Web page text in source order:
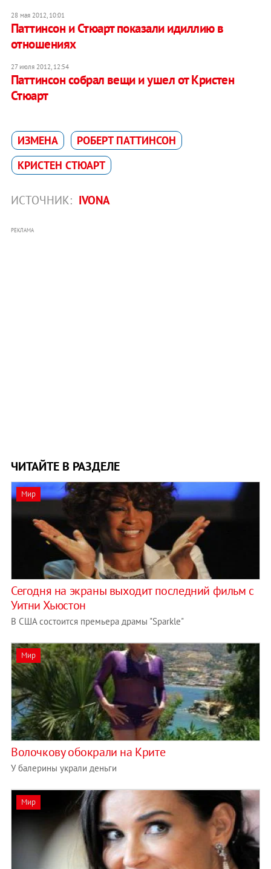
28 мая 2012, 10:01
Паттинсон и Стюарт показали идиллию в
отношениях
27 июля 2012, 12:54
Паттинсон собрал вещи и ушел от Кристен
Стюарт
ИЗМЕНА
РОБЕРТ ПАТТИНСОН
КРИСТЕН СТЮАРТ
ИСТОЧНИК: IVONA
РЕКЛАМА
ЧИТАЙТЕ В РАЗДЕЛЕ
Мир
Сегодня на экраны выходит последний фильм с
Уитни Хьюстон
В США состоится премьера драмы "Sparkle"
Мир
Волочкову обокрали на Крите
У балерины украли деньги
Мир